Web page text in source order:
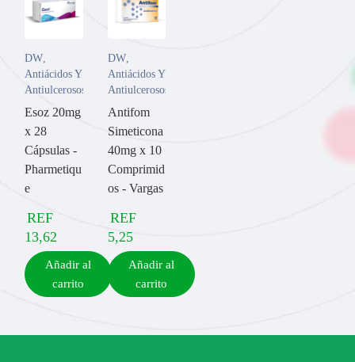
DW,
Antiácidos Y
Antiulcerosos
Esoz 20mg
x 28
Cápsulas -
Pharmetiqu
e
REF
13,62
Añadir al
carrito
DW,
Antiácidos Y
Antiulcerosos
Antifom
Simeticona
40mg x 10
Comprimid
os - Vargas
REF
5,25
Añadir al
carrito